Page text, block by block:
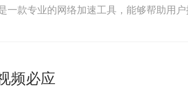
一款专业的网络加速工具，能够帮助用
频必应